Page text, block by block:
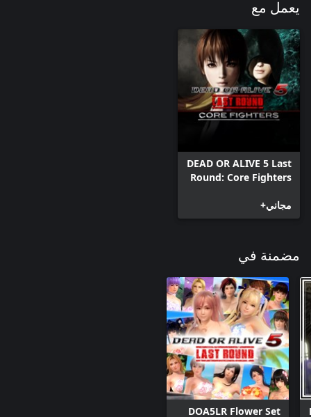
يعمل مع
DEAD OR ALIVE 5 Last
Round: Core Fighters
مجاني+
مضمنة في
DOA5LR Flower Set